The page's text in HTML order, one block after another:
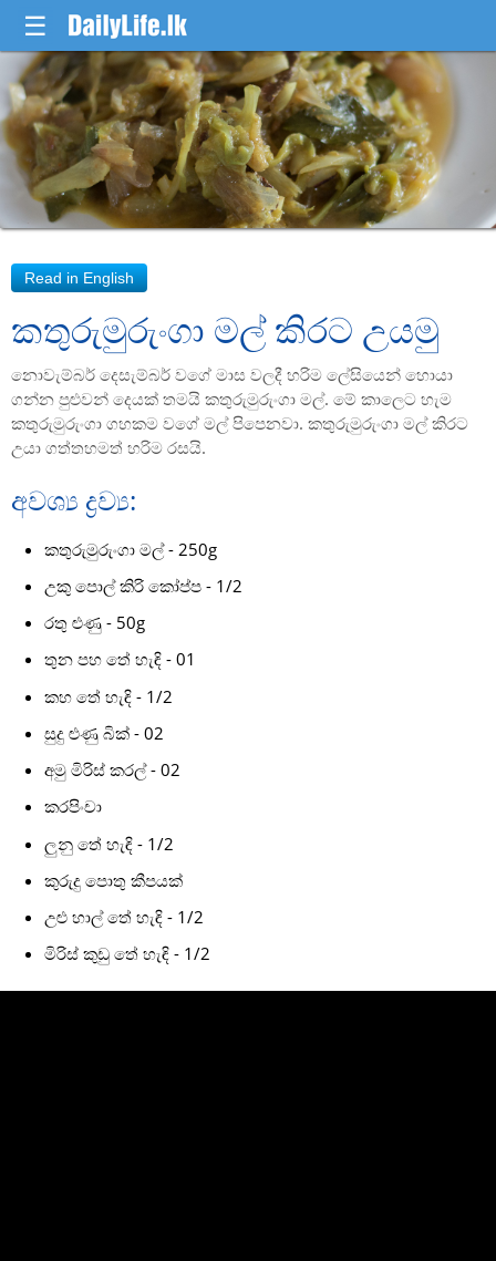
☰
කතුරුමුරුංගා මල් කිරට උයමු
නොවැම්බර් දෙසැම්බර් වගේ මාස වලදී හරිම ලේසියෙන් හොයා
ගන්න පුළුවන් දෙයක් තමයි කතුරුමුරුංගා මල්. මේ කාලෙට හැම
කතුරුමුරුංගා ගහකම වගේ මල් පිපෙනවා. කතුරුමුරුංගා මල් කිරට
උයා ගත්තහමත් හරිම රසයි.
අවශ්‍ය ද්‍රව්‍ය:
කතුරුමුරුංගා මල් - 250g
උකු පොල් කිරි කෝප්ප - 1/2
රතු ළුණු - 50g
තුන පහ තේ හැඳි - 01
කහ තේ හැඳි - 1/2
සුදු ළුණු බික් - 02
අමු මිරිස් කරල් - 02
කරපිංචා
ලුනු තේ හැඳි - 1/2
කුරුදු පොතු කීපයක්
උළු හාල් තේ හැඳි - 1/2
මිරිස් කුඩු තේ හැඳි - 1/2